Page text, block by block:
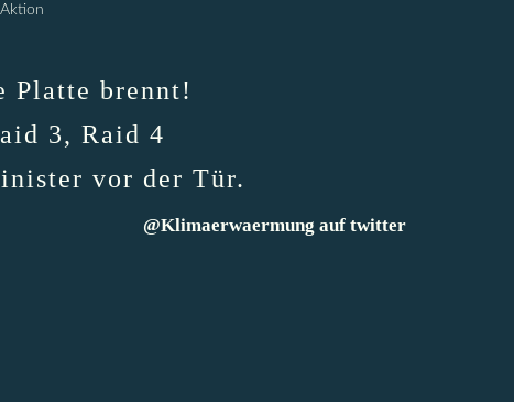
Platte brennt!
3, Raid 4
vor der Tür.
@Klimaerwaermung auf twitter